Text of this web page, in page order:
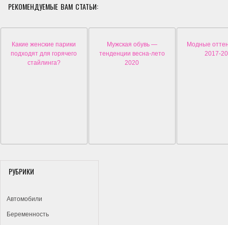
РЕКОМЕНДУЕМЫЕ ВАМ СТАТЬИ:
Какие женские парики
подходят для горячего
стайлинга?
Мужская обувь —
тенденции весна-лето
2020
Модные
2017-
РУБРИКИ
Автомобили
Беременность